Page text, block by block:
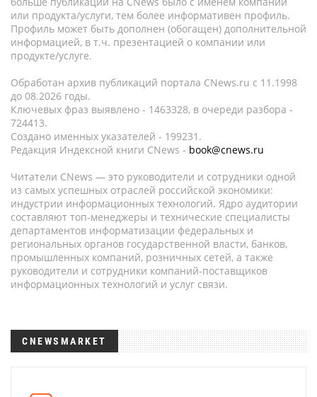
или продукта/услуги, тем более информативен профиль.
Профиль может быть дополнен (обогащен) дополнительной
информацией, в т.ч. презентацией о компании или
продукте/услуге.
Обработан архив публикаций портала CNews.ru c 11.1998
до 08.2026 годы.
Ключевых фраз выявлено - 1463328, в очереди разбора -
724413.
Создано именных указателей - 199231.
Редакция Индексной книги CNews - book@cnews.ru
Читатели CNews — это руководители и сотрудники одной
из самых успешных отраслей российской экономики:
индустрии информационных технологий. Ядро аудитории
составляют топ-менеджеры и технические специалисты
департаментов информатизации федеральных и
региональных органов государственной власти, банков,
промышленных компаний, розничных сетей, а также
руководители и сотрудники компаний-поставщиков
информационных технологий и услуг связи.
CNEWSMARKET